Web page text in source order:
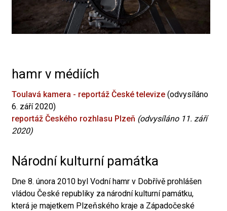
hamr v médiích
Toulavá kamera - reportáž České televize (odvysíláno
6. září 2020)
reportáž Českého rozhlasu Plzeň (odvysíláno 11. září
2020)
Národní kulturní památka
Dne 8. února 2010 byl Vodní hamr v Dobřívě prohlášen
vládou České republiky za národní kulturní památku,
která je majetkem Plzeňského kraje a Západočeské